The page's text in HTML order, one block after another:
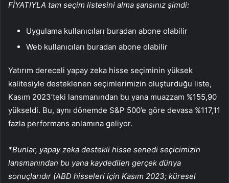
FİYATIYLA tam seçim listesini alma şansınız şimdi:
Uygulama kullanıcıları buradan abone olabilir
Web kullanıcıları buradan abone olabilir
Yatırım dereceli yapay zeka hisse seçiminin yüksek
kalitesiyle desteklenen seçimlerimizin oluşturduğu liste,
Kasım 2023’teki lansmanından bu yana muazzam %155,90
yükseldi. Bu, aynı dönemde S&P 500’e göre devasa %117,11
fazla performans anlamına geliyor.
*Bunlar, yapay zeka destekli hisse senedi seçicimizin
lansmanından bu yana kaydedilen gerçek dünya
sonuçlarıdır (ABD hisseleri için Kasım 2023; küresel